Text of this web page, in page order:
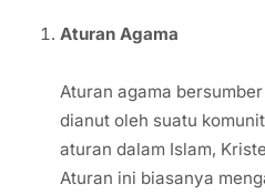
Aturan Agama
Aturan agama
dianut oleh suatu
aturan dalam Islam,
Aturan ini biasanya